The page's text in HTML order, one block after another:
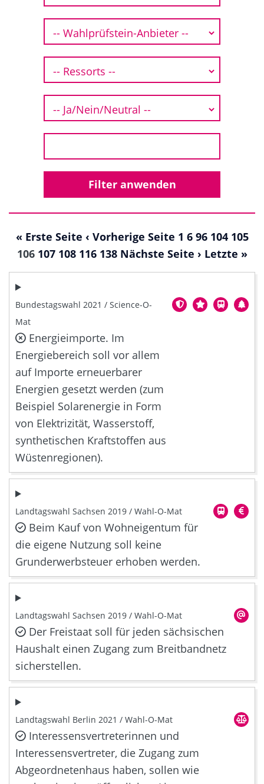
« Erste Seite ‹ Vorherige Seite 1 6 96 104 105
106 107 108 116 138 Nächste Seite › Letzte »
Bundestagswahl 2021 / Science-O-
Mat
Energieimporte. Im
Energiebereich soll vor allem
auf Importe erneuerbarer
Energien gesetzt werden (zum
Beispiel Solarenergie in Form
von Elektrizität, Wasserstoff,
synthetischen Kraftstoffen aus
Wüstenregionen).
Landtagswahl Sachsen 2019 / Wahl-O-Mat
Beim Kauf von Wohneigentum für
die eigene Nutzung soll keine
Grunderwerbsteuer erhoben werden.
Landtagswahl Sachsen 2019 / Wahl-O-Mat
Der Freistaat soll für jeden sächsischen
Haushalt einen Zugang zum Breitbandnetz
sicherstellen.
Landtagswahl Berlin 2021 / Wahl-O-Mat
Interessensvertreterinnen und
Interessensvertreter, die Zugang zum
Abgeordnetenhaus haben, sollen wie